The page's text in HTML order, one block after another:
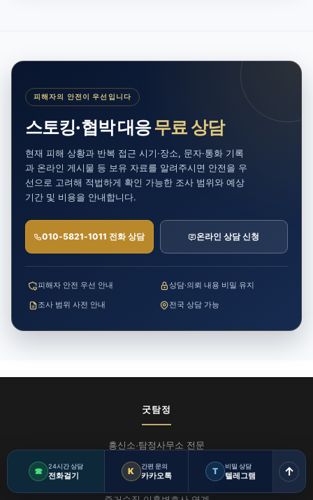
피해자의 안전이 우선입니다
스토킹·협박 대응무료 상담
현재 피해 상황과 반복 접근 시기·장소, 문자·통화 기록
과 온라인 게시물 등 보유 자료를 알려주시면 안전을 우
선으로 고려해 적법하게 확인 가능한 조사 범위와 예상
기간 및 비용을 안내합니다.
010-5821-1011 전화 상담 온라인 상담 신청
피해자 안전 우선 안내 상담·의뢰 내용 비밀 유지
조사 범위 사전 안내 전국 상담 가능
굿탐정
흥신소·탐정사무소 전문
경찰 출신 15년 경력
배우자 외도 조사·이혼소송
☎ 24시간 상담
전화걸기 K 간편 문의
카카오톡 T 비밀 상담
텔레그램 ↑